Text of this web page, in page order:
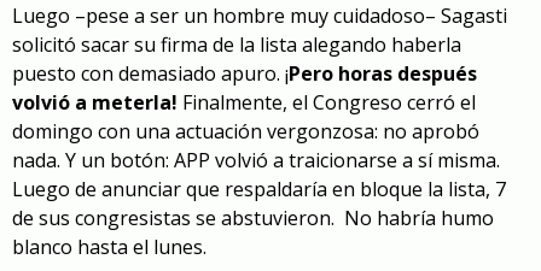
Luego –pese a ser un hombre muy cuidadoso– Sagasti
solicitó sacar su firma de la lista alegando haberla
puesto con demasiado apuro. ¡Pero horas después
volvió a meterla! Finalmente, el Congreso cerró el
domingo con una actuación vergonzosa: no aprobó
nada. Y un botón: APP volvió a traicionarse a sí misma.
Luego de anunciar que respaldaría en bloque la lista, 7
de sus congresistas se abstuvieron. No habría humo
blanco hasta el lunes.